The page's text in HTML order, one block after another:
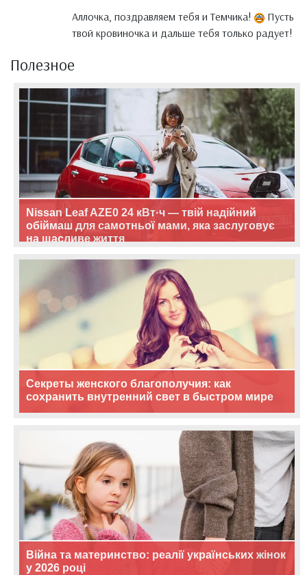
Аллочка, поздравляем тебя и Темчика!
Пусть
твой кровиночка и дальше тебя только радует!
Полезное
Nissan Leaf AZE0 24 кВт·ч — твій надійний
обіймаш для самотньої мами, яка заслуговує
на щасливе життя
Секреты женского благополучия: как
сохранить внутренний свет в быстром мире
Війна та материнство: реалії українських жінок
у 2026 році